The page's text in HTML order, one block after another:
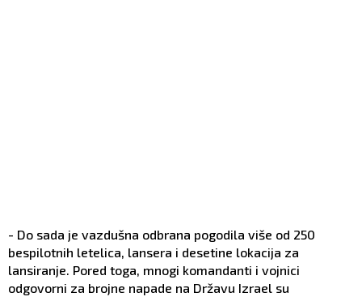
- Do sada je vazdušna odbrana pogodila više od 250
bespilotnih letelica, lansera i desetine lokacija za
lansiranje. Pored toga, mnogi komandanti i vojnici
odgovorni za brojne napade na Državu Izrael su